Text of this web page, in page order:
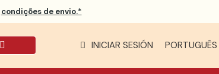
condições de envio.*
INICIAR SESIÓN PORTUGUÊS